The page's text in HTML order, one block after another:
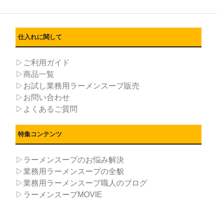
仕入れに関して
▷ご利用ガイド
▷商品一覧
▷お試し業務用ラーメンスープ販売
▷お問い合わせ
▷よくあるご質問
特集コンテンツ
▷ラーメンスープのお悩み解決
▷業務用ラーメンスープの全貌
▷業務用ラーメンスープ職人のブログ
▷ラーメンスープMOVIE